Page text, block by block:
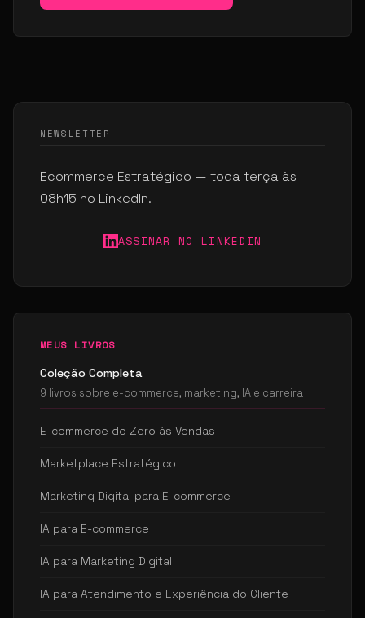
NEWSLETTER
Ecommerce Estratégico — toda terça às
08h15 no LinkedIn.
ASSINAR NO LINKEDIN
MEUS LIVROS
Coleção Completa
9 livros sobre e-commerce, marketing, IA e carreira
E-commerce do Zero às Vendas
Marketplace Estratégico
Marketing Digital para E-commerce
IA para E-commerce
IA para Marketing Digital
IA para Atendimento e Experiência do Cliente